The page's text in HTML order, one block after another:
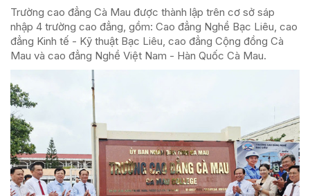
Trường cao đẳng Cà Mau được thành lập trên cơ sở sáp
nhập 4 trường cao đẳng, gồm: Cao đẳng Nghề Bạc Liêu, cao
đẳng Kinh tế - Kỹ thuật Bạc Liêu, cao đẳng Cộng đồng Cà
Mau và cao đẳng Nghề Việt Nam - Hàn Quốc Cà Mau.